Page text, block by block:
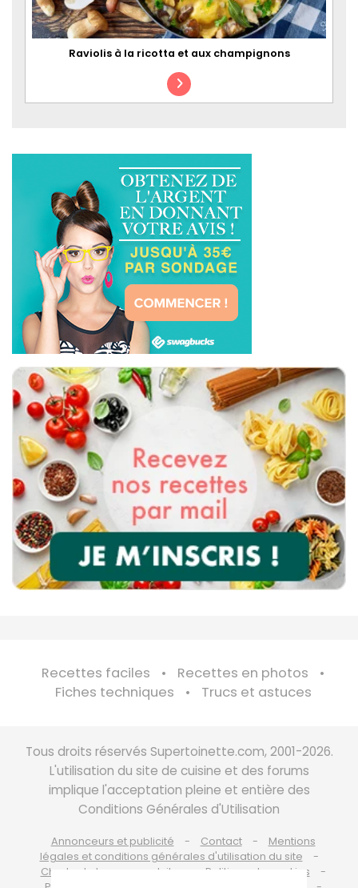
Raviolis à la ricotta et aux champignons
Recettes faciles
Recettes en photos
Fiches techniques
Trucs et astuces
Tous droits réservés Supertoinette.com, 2001-2026.
L'utilisation du site de cuisine et des forums
implique l'acceptation pleine et entière des
Conditions Générales d'Utilisation
Annonceurs et publicité Contact
Mentions
légales et conditions générales d'utilisation du site
Charte de bonne conduite
Politique de cookies